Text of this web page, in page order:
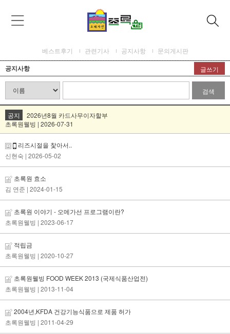
베스트후기 관련기사 공지사항 문의게시판
공지사항 글쓰기
검색
공지
2026년8월 카드사무이자할부
초록원웰빙 | 2026-07-31
리즈시절을 찿아서..
신현숙 | 2026-05-02
초록원 효소
김 연준 | 2024-01-15
초록원 이야기 - 오메가선 프로그램이란?
초록원웰빙 | 2023-06-17
적립금
초록원웰빙 | 2020-10-27
초록원웰빙 FOOD WEEK 2013 (국제식품산업전)
초록원웰빙 | 2013-11-04
2004년,KFDA 건강기능식품으로 제품 허가
초록원웰빙 | 2011-04-29